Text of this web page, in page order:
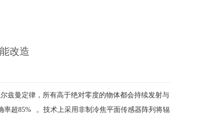
改造
尔兹曼定律，所有高于绝对零度的物体都会持续发射与
率超85%
。技术上采用非制冷焦平面传感器阵列将辐